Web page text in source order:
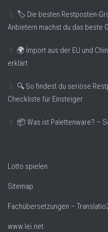
🏷️ Die besten Restposten-
Anbietern machst du das beste
🌍 Import aus der EU und
erklärt
🔍 So findest du seriöse
Checkliste für Einsteiger
📦 Was ist Palettenware? –
Lotto spielen
Sitemap
Fachübersetzungen –
www.lei.net